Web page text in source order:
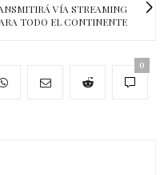
VÍA STREAMING
TODO EL CONTINENTE
0